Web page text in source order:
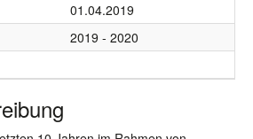
01.04.2019
2019 - 2020